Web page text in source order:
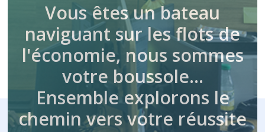
Vous êtes un bateau
naviguant sur les flots de
l'économie, nous sommes
votre boussole…
Ensemble explorons le
chemin vers votre réussite